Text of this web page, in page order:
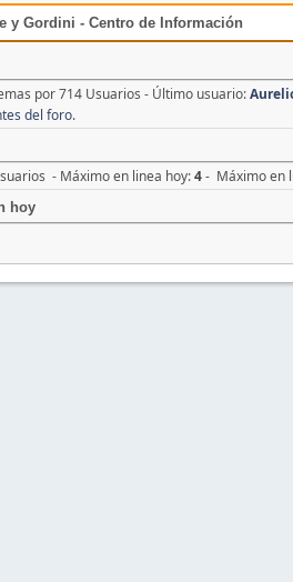
y Gordini - Centro de Información
por 714 Usuarios - Último usuario:
del foro.
- Máximo en linea hoy:4- Máximo en
hoy